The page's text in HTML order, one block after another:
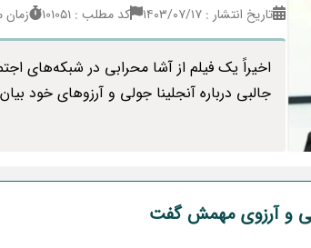
تاریخ انتشار : ۱۴۰۳/۰۷/۱۷ کد مطلب : 101051 زمان
اخیراً یک فیلم از آشا محرابی در شبکه‌های
جالبی درباره آنجلینا جولی و آرزوهای خود
و آرزوی مهمش گفت